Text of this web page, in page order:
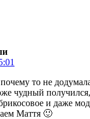
то не
чудный
и даже
Маття 🙂